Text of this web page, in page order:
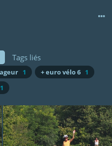
Tags liés
1 + euro vélo 6 1
1